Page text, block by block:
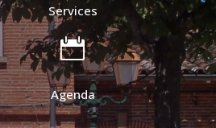
Services

Agenda